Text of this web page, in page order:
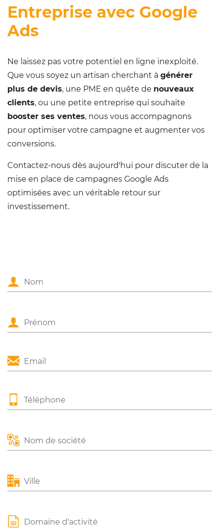
Entreprise avec Google
Ads
Ne laissez pas votre potentiel en ligne inexploité.
Que vous soyez un artisan cherchant à générer
plus de devis, une PME en quête de nouveaux
clients, ou une petite entreprise qui souhaite
booster ses ventes, nous vous accompagnons
pour optimiser votre campagne et augmenter vos
conversions.
Contactez-nous dès aujourd'hui pour discuter de la
mise en place de campagnes Google Ads
optimisées avec un véritable retour sur
investissement.
Nom
Prénom
Email
Téléphone
Nom de société
Ville
Domaine d'activité